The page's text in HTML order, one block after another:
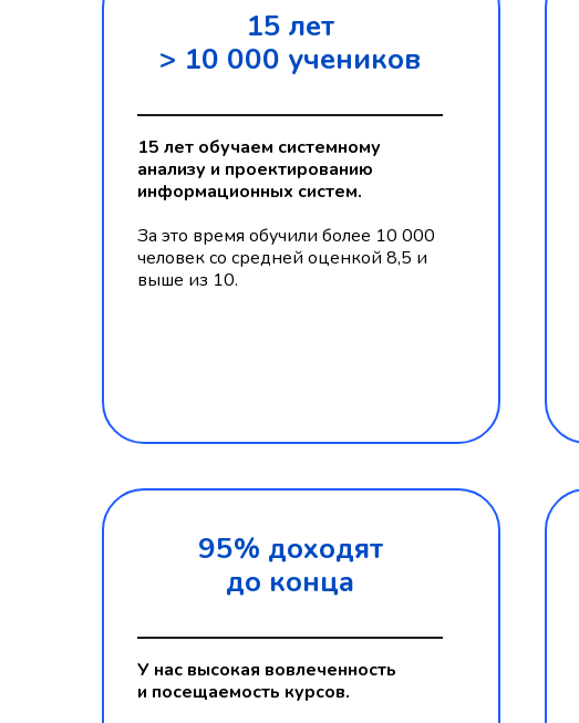
15 лет
> 10 000 учеников
15 лет обучаем системному
анализу и проектированию
информационных систем.
За это время обучили более 10 000
человек со средней оценкой 8,5 и
выше из 10.
95% доходят
до конца
У нас высокая вовлеченность
и посещаемость курсов.